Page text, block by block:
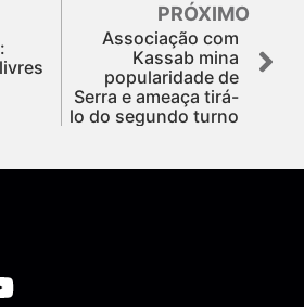
PRÓXIMO
Associação com
Kassab mina
popularidade de
Serra e ameaça tirá-
lo do segundo turno